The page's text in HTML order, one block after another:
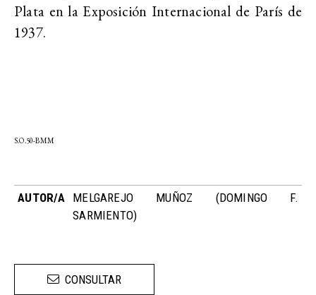
Plata en la Exposición Internacional de París de
1937.
S.O.50-BMM
AUTOR/A MELGAREJO MUÑOZ (DOMINGO F.
SARMIENTO)
CONSULTAR